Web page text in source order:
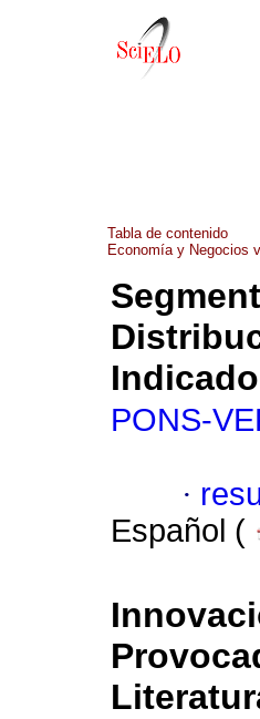
Tabla de contenido
Economía y Negocios
PONS-
·
Español (